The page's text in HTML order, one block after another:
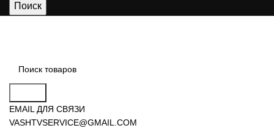
Поиск
EMAIL ДЛЯ СВЯЗИ
VASHTVSERVICE@GMAIL.COM